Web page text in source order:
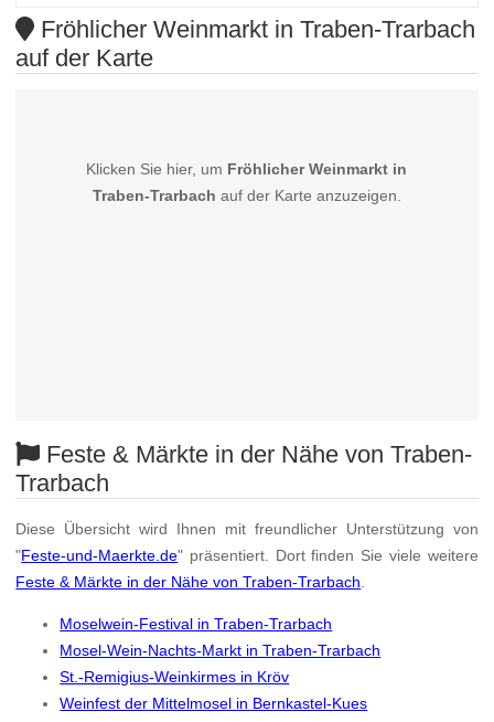
Fröhlicher Weinmarkt in Traben-Trarbach
auf der Karte
Klicken Sie hier, um Fröhlicher Weinmarkt in
Traben-Trarbach auf der Karte anzuzeigen.
Feste & Märkte in der Nähe von Traben-
Trarbach
Diese Übersicht wird Ihnen mit freundlicher Unterstützung von
"Feste-und-Maerkte.de" präsentiert. Dort finden Sie viele weitere
Feste & Märkte in der Nähe von Traben-Trarbach
Moselwein-Festival in Traben-Trarbach
Mosel-Wein-Nachts-Markt in Traben-Trarbach
St.-Remigius-Weinkirmes in Kröv
Weinfest der Mittelmosel in Bernkastel-Kues